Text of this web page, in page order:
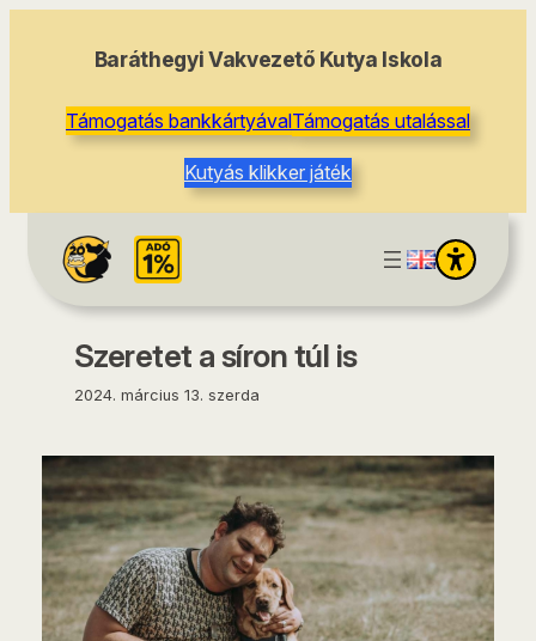
Baráthegyi Vakvezető Kutya Iskola
Támogatás bankkártyávalTámogatás utalással
Kutyás klikker játék
Szeretet a síron túl is
2024. március 13. szerda